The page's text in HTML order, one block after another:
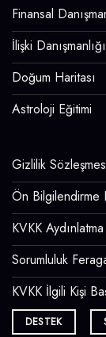
Finansal
İlişki Danışmanlığı
Doğum Haritası
Astroloji Eğitimi
Gizlilik
Ön Bilgilendirme
KVKK
Sorumluluk
KVKK İlgili Kişi
DESTEK